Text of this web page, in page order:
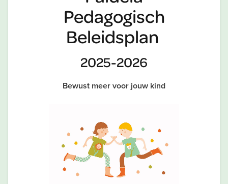
Pedagogisch
Beleidsplan
2025-2026
Bewust meer voor jouw kind